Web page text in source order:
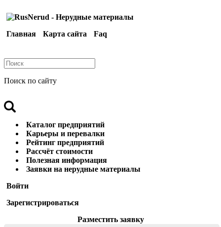
Главная Карта сайта Faq
Поиск по сайту
Каталог предприятий
Карьеры и перевалки
Рейтинг предприятий
Рассчёт стоимости
Полезная информация
Заявки на нерудные материалы
Войти
Зарегистрироваться
Разместить заявку